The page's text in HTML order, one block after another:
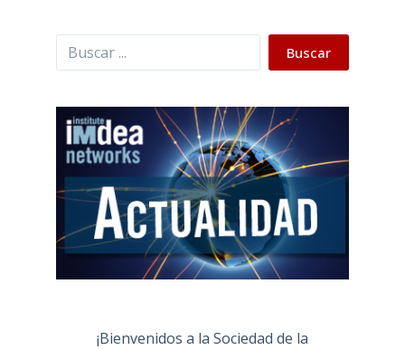
Buscar Buscar
¡Bienvenidos a la Sociedad de la